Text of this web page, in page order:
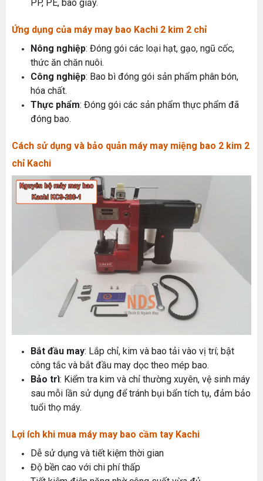
PP, PE, bao giấy.
Ứng dụng của máy may bao Kachi 2 kim 2 chỉ
Nông nghiệp: Đóng gói các loại hạt, gạo, ngũ cốc,
thức ăn chăn nuôi.
Công nghiệp: Bao bì đóng gói sản phẩm phân bón,
hóa chất.
Thực phẩm: Đóng gói các sản phẩm thực phẩm đã
đóng bao.
Cách sử dụng và bảo quản máy may miệng bao 2 kim 2
chỉ Kachi
Bắt đầu may: Lắp chỉ, kim và bao tải vào vị trí; bật
công tắc và bắt đầu may dọc theo mép bao.
Bảo trì: Kiểm tra kim và chỉ thường xuyên, vệ sinh máy
sau mỗi lần sử dụng để tránh bụi bẩn tích tụ, đảm bảo
tuổi thọ máy.
Lợi ích khi mua máy may bao cầm tay Kachi
Dễ sử dụng và tiết kiệm thời gian
Độ bền cao với chi phí thấp
Máy May Bao Cầm Tay: Chọn Máy Chạy Pin Hay
Chạy Điện Tốt Hơn? So Sánh Chi Tiết 2025
Bền, Dễ Sử Dụng (Top 3 Nên Mua)
Thứ tư, 20/11/2024
Cung cấp hóa chất công nghiệp cho doanh
nghiệp của bạn
MÁY MAY BAO CẦM TAY TRỤ ĐỨNG 2 KIM
Đăng nhập để xem giá sỉ
Giá bán lẻ:
Đăng nhập để xem giá sỉ
Giá bán lẻ: